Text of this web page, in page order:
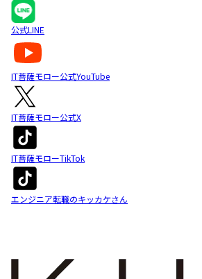
公式LINE
IT菩薩モロー公式YouTube
IT菩薩モロー公式X
IT菩薩モローTikTok
エンジニア転職のキッカケさん